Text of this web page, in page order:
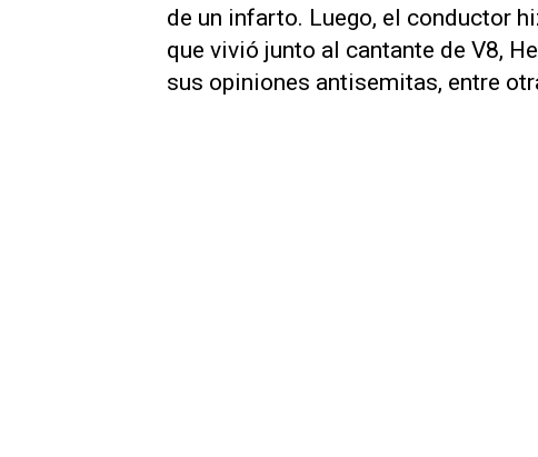
de un infarto. Luego, el conductor
que vivió junto al cantante de V8,
sus opiniones antisemitas, entre